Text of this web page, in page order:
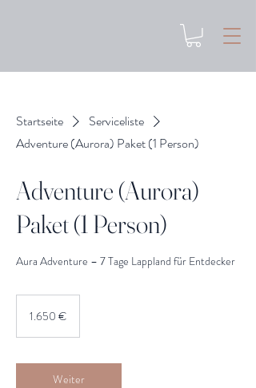
Startseite
Serviceliste
Adventure (Aurora) Paket (1 Person)
Adventure (Aurora)
Paket (1 Person)
Aura Adventure – 7 Tage Lappland für Entdecker
1.650 €
Weiter